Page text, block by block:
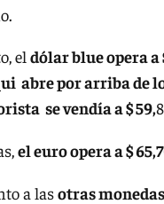
el dólar blue opera a
abre por arriba de
se vendía a $ 59,
el euro opera a $
a lasotras